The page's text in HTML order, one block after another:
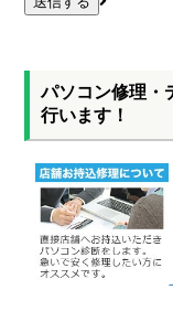
パソコン修理・
行います！